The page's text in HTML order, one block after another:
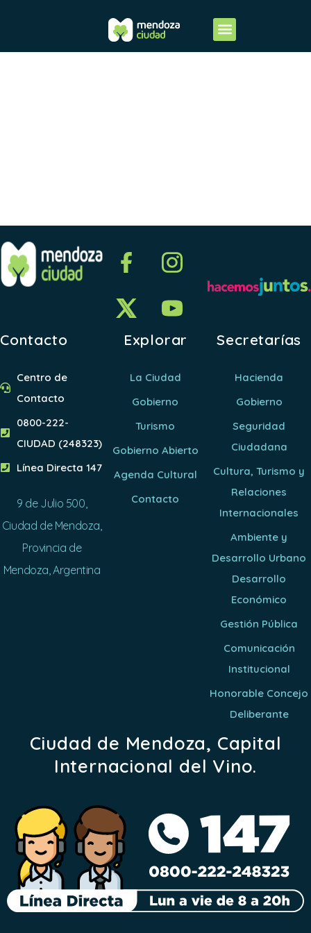
Contacto
Centro de
Contacto
0800-222-
CIUDAD (248323)
Línea Directa 147
9 de Julio 500,
Ciudad de Mendoza,
Provincia de
Mendoza, Argentina
Explorar
La Ciudad
Gobierno
Turismo
Gobierno Abierto
Agenda Cultural
Contacto
Secretarías
Hacienda
Gobierno
Seguridad
Ciudadana
Cultura, Turismo y
Relaciones
Internacionales
Ambiente y
Desarrollo Urbano
Desarrollo
Económico
Gestión Pública
Comunicación
Institucional
Honorable Concejo
Deliberante
Ciudad de Mendoza, Capital
Internacional del Vino.